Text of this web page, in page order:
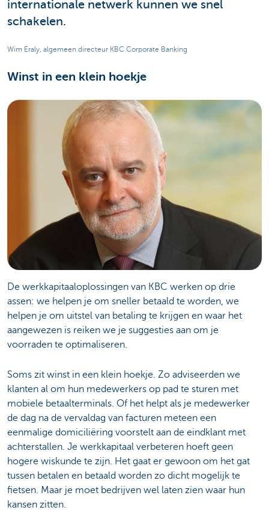
internationale netwerk kunnen we snel
schakelen.
Wim Eraly, algemeen directeur KBC Corporate Banking
Winst in een klein hoekje
De werkkapitaaloplossingen van KBC werken op drie
assen: we helpen je om sneller betaald te worden, we
helpen je om uitstel van betaling te krijgen en waar het
aangewezen is reiken we je suggesties aan om je
voorraden te optimaliseren.
Soms zit winst in een klein hoekje. Zo adviseerden we
klanten al om hun medewerkers op pad te sturen met
mobiele betaalterminals. Of het helpt als je medewerker
de dag na de vervaldag van facturen meteen een
eenmalige domiciliëring voorstelt aan de eindklant met
achterstallen. Je werkkapitaal verbeteren hoeft geen
hogere wiskunde te zijn. Het gaat er gewoon om het gat
tussen betalen en betaald worden zo dicht mogelijk te
fietsen. Maar je moet bedrijven wel laten zien waar hun
kansen zitten.